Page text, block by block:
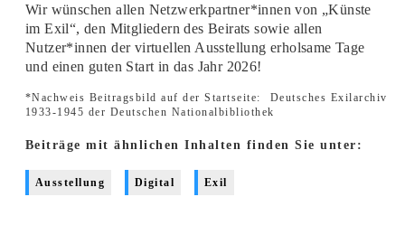
Wir wünschen allen Netzwerkpartner*innen von „Künste
im Exil“, den Mitgliedern des Beirats sowie allen
Nutzer*innen der virtuellen Ausstellung erholsame Tage
und einen guten Start in das Jahr 2026!
*Nachweis Beitragsbild auf der Startseite:
Deutsches Exilarchiv
1933-1945 der Deutschen Nationalbibliothek
Beiträge mit ähnlichen Inhalten finden Sie unter:
Ausstellung Digital Exil